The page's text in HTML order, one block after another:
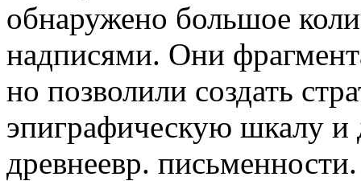
обнаружено большое
надписями. Они
но позволили создать
эпиграфическую шкалу и
древнеевр. письменности.